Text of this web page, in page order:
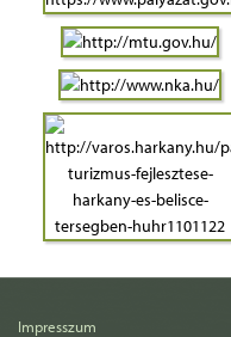
Impresszum